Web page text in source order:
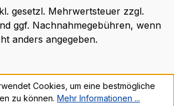
gesetzl. Mehrwertsteuer zzgl.
ggf. Nachnahmegebühren, wenn
anders angegeben.
Cookies, um eine bestmögliche
zu können. Mehr Informationen ...